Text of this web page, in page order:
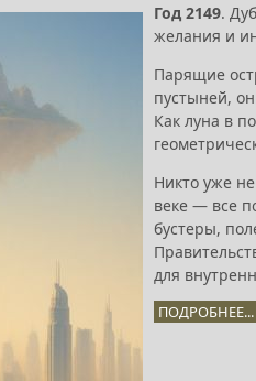
Год 2149.
желания и
Парящие
пустыней,
Как луна в
Никто уже
веке — все
бустеры,
для
ПОДРОБНЕЕ...